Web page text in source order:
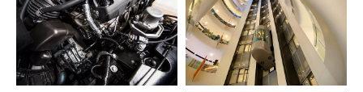
仪器仪表
硬盘驱动计算机
（）